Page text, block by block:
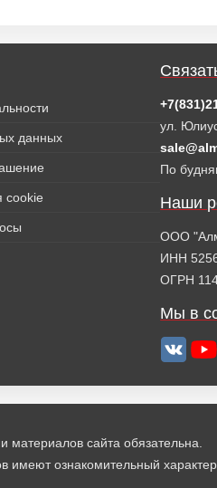
данных
cookie
ул.
По
Наши
ООО
ИНН
ОГРН
Мы в
сайта обязательна.
ознакомительный характер